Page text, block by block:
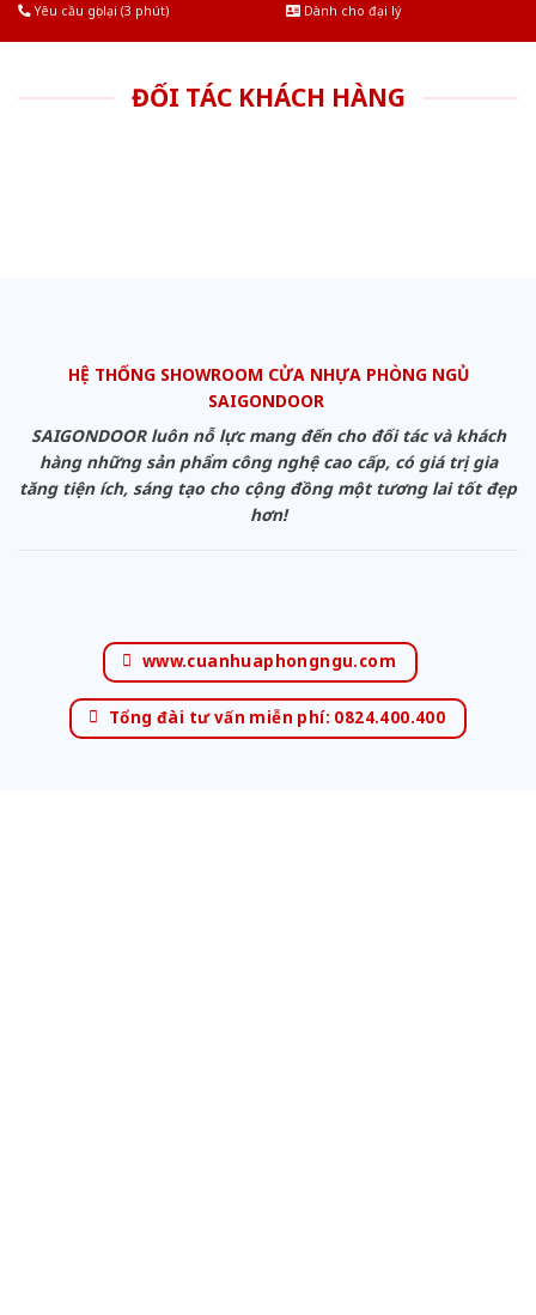
Yêu cầu gọi lại (3 phút)
Dành cho đại lý
ĐỐI TÁC KHÁCH HÀNG
HỆ THỐNG SHOWROOM CỬA NHỰA PHÒNG NGỦ
SAIGONDOOR
SAIGONDOOR luôn nỗ lực mang đến cho đối tác và khách
hàng những sản phẩm công nghệ cao cấp, có giá trị gia
tăng tiện ích, sáng tạo cho cộng đồng một tương lai tốt đẹp
hơn!
www.cuanhuaphongngu.com
Tổng đài tư vấn miễn phí: 0824.400.400